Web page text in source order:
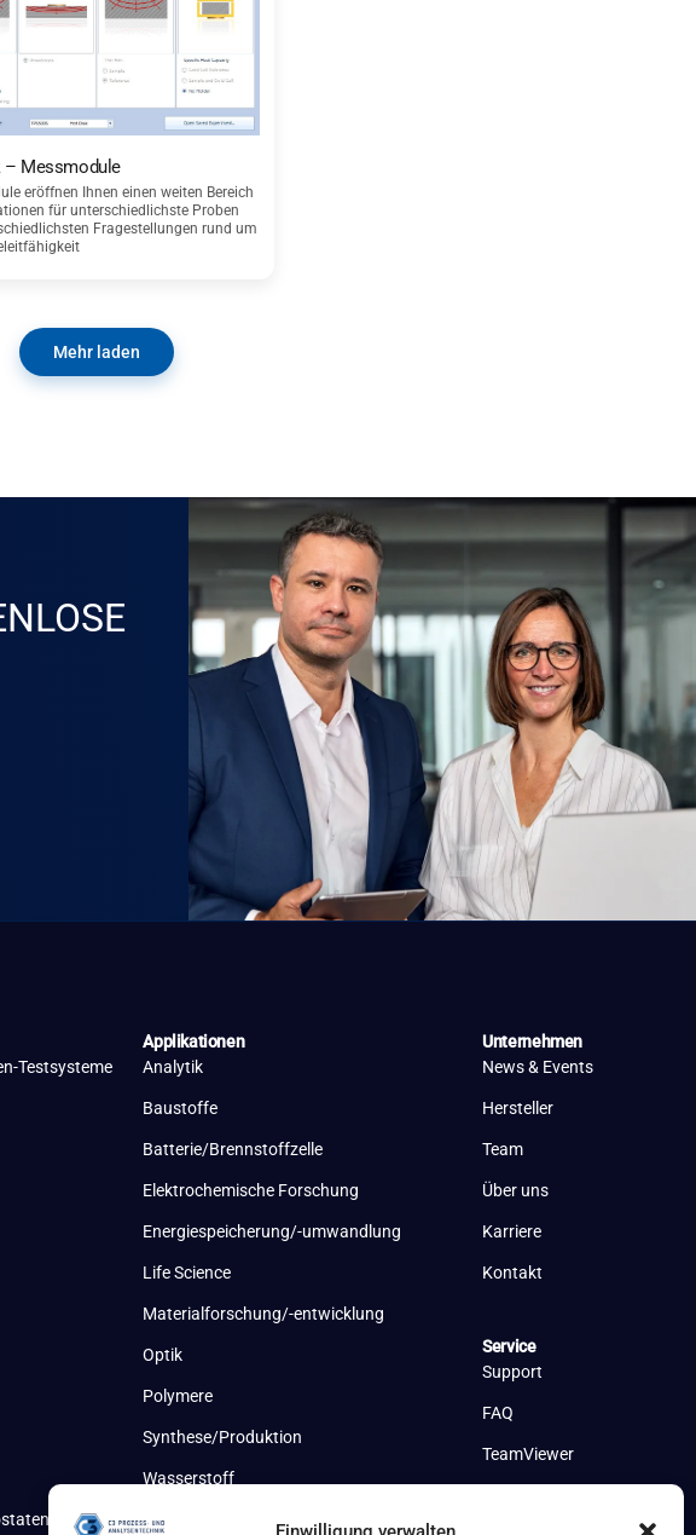
– Messmodule
eröffnen Ihnen einen weiten Bereich
für unterschiedlichste Proben
Fragestellungen rund um
Mehr laden
Testsysteme
Applikationen
Analytik
Baustoffe
Batterie/Brennstoffzelle
Elektrochemische Forschung
Energiespeicherung/-umwandlung
Life Science
Materialforschung/-entwicklung
Optik
Polymere
Synthese/Produktion
Wasserstoff
Unternehmen
News & Events
Hersteller
Team
Über uns
Karriere
Kontakt
Service
Support
FAQ
TeamViewer